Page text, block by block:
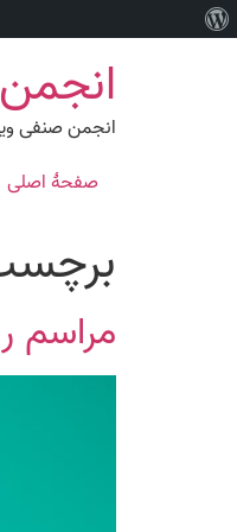
انجمن صنفی
صفحۀ اصلی
مراسم